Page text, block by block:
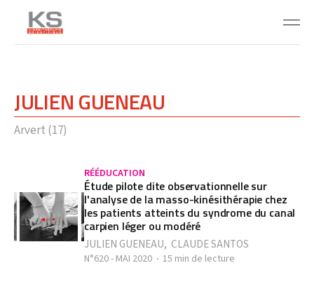
JULIEN GUENEAU
Arvert (17)
RÉÉDUCATION
Étude pilote dite observationnelle sur
l'analyse de la masso-kinésithérapie chez
les patients atteints du syndrome du canal
carpien léger ou modéré
JULIEN GUENEAU, CLAUDE SANTOS
N°620 - MAI 2020 15 min de lecture